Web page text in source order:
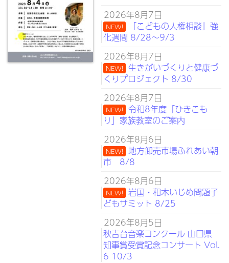
2026年8月7日
NEW!
「こどもの人権相談」強
化週間 8/28～9/3
2026年8月7日
NEW! 生きがいづくりと健康づ
くりプロジェクト 8/30
2026年8月7日
NEW! 令和8年度「ひきこも
り」家族教室のご案内
2026年8月6日
NEW! 地方卸売市場ふれあい朝
市 8/8
2026年8月6日
NEW! 岩国・和木いじめ問題子
どもサミット 8/25
2026年8月5日
秋吉台音楽コンクール 山口県
知事賞受賞記念コンサート Vol.
6 10/3